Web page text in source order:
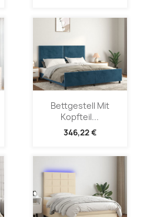
Bettgestell Mit
Kopfteil...
346,22 €